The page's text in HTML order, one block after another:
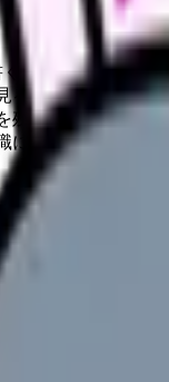
る
残す
に分ける
スの最新条件は